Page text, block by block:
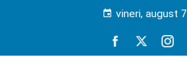
vineri, august 7